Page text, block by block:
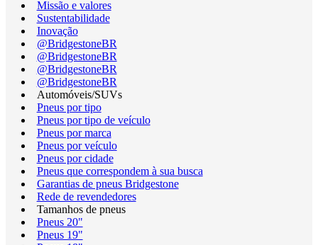
Missão e valores
Sustentabilidade
Inovação
@BridgestoneBR
@BridgestoneBR
@BridgestoneBR
@BridgestoneBR
Automóveis/SUVs
Pneus por tipo
Pneus por tipo de veículo
Pneus por marca
Pneus por veículo
Pneus por cidade
Pneus que correspondem à sua busca
Garantias de pneus Bridgestone
Rede de revendedores
Tamanhos de pneus
Pneus 20"
Pneus 19"